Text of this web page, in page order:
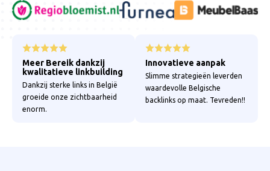
Meer Bereik dankzij
kwalitatieve linkbuilding
Dankzij sterke links in België
groeide onze zichtbaarheid
enorm.
Innovatieve aanpak
Slimme strategieën leverden
waardevolle Belgische
backlinks op maat. Tevreden!!